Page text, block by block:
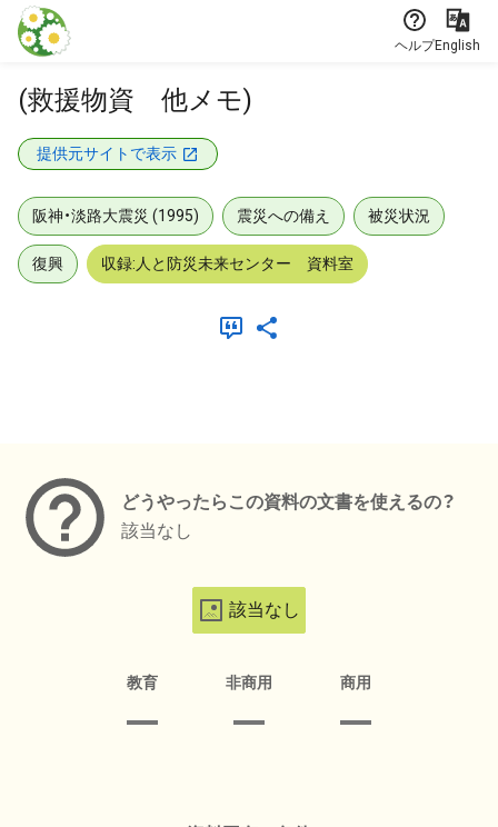
本文に飛ぶ
ヘルプEnglish
(救援物資 他メモ)
提供元サイトで表示
阪神・淡路大震災 (1995) 震災への備え 被災状況
復興 収録:人と防災未来センター 資料室
どうやったらこの資料の文書を使えるの？
該当なし
該当なし
教育 非商用 商用